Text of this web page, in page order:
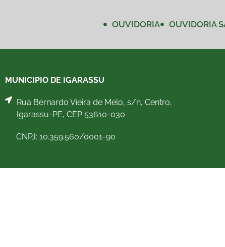
OUVIDORIA OUVIDORIA
MUNICIPIO DE IGARASSU
Rua Bernardo Vieira de Melo, s/n, Centro,
Igarassu-PE, CEP 53610-030
CNPJ: 10.359.560/0001-90